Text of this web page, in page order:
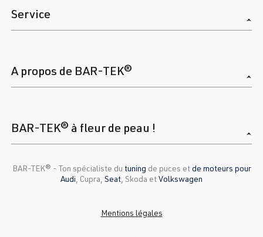
Service
A propos de BAR-TEK®
BAR-TEK® à fleur de peau !
BAR-TEK®️ - Ton spécialiste du tuning de puces etde moteurs pour
Audi , Cupra, Seat , Skoda etVolkswagen
Mentions légales